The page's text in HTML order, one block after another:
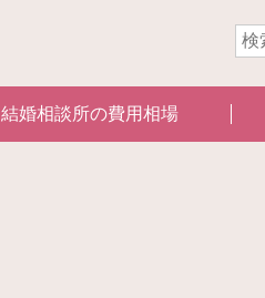
結婚相談所の費用相場